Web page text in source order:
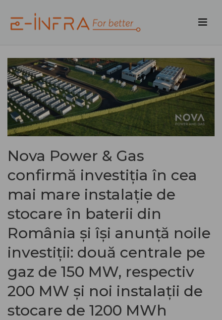
Nova Power & Gas
confirmă investiția în cea
mai mare instalație de
stocare în baterii din
România și își anunță noile
investiții: două centrale pe
gaz de 150 MW, respectiv
200 MW și noi instalații de
stocare de 1200 MWh